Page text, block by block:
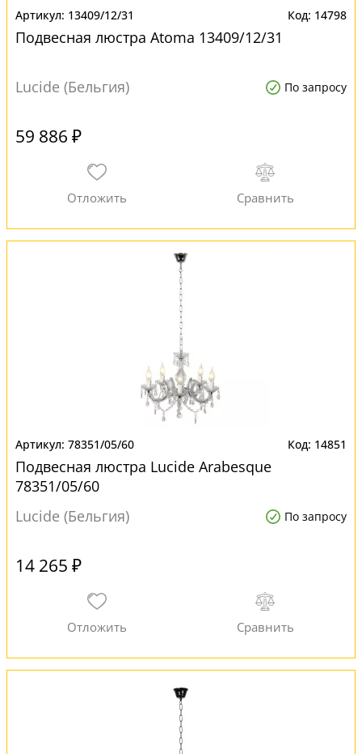
13409/12/31 14798
Подвесная люстра Atoma 13409/12/31
Lucide (Бельгия) По запросу
59 886 ₽
78351/05/60 14851
Подвесная люстра Lucide Arabesque
78351/05/60
Lucide (Бельгия)
По запросу
14 265 ₽